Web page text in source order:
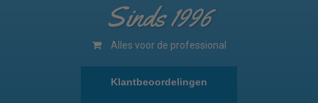
Sinds 1996
Alles voor de professional